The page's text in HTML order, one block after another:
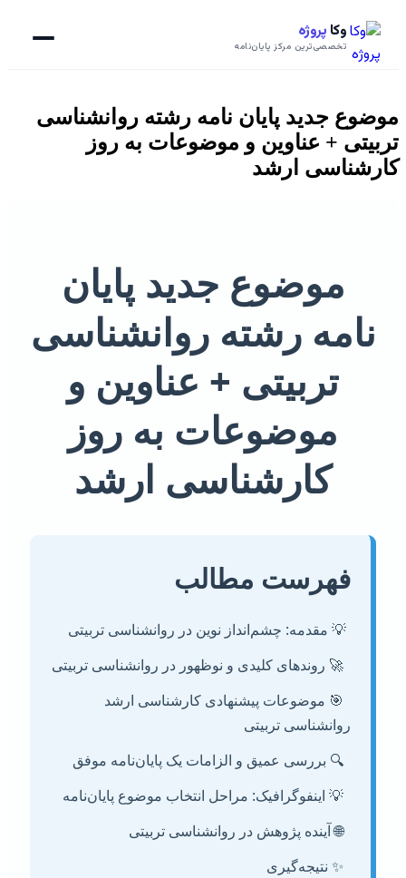
وکاپروژه
تخصصی‌ترین مرکز پایان‌نامه
جدید پایان نامه رشته روانشناسی
+ عناوین و موضوعات به روز
ارشد
موضوع جدید پایان
رشته روانشناسی
تربیتی + عناوین و
موضوعات به روز
کارشناسی ارشد
فهرست مطالب
💡 مقدمه: چشم‌انداز نوین در روانشناسی تربیتی
🚀 روندهای کلیدی و نوظهور در روانشناسی تربیتی
🎯 موضوعات پیشنهادی کارشناسی ارشد
روانشناسی تربیتی
🔍 بررسی عمیق و الزامات یک پایان‌نامه موفق
💡 اینفوگرافیک: مراحل انتخاب موضوع پایان‌نامه
🌐 آینده پژوهش در روانشناسی تربیتی
✨ نتیجه‌گیری